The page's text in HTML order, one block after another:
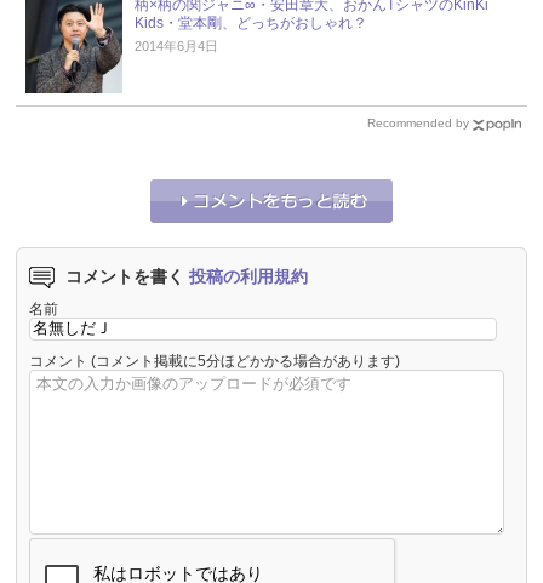
柄×柄の関ジャニ∞・安田章大、おかんTシャツのKinKi
Kids・堂本剛、どっちがおしゃれ？
2014年6月4日
Recommended by
コメントを書く 投稿の利用規約
名前
コメント (コメント掲載に5分ほどかかる場合があります)